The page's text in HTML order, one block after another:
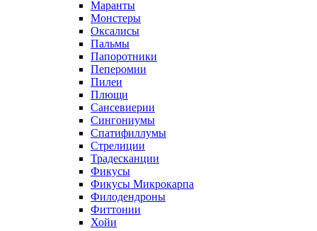
Маранты
Монстеры
Оксалисы
Пальмы
Папоротники
Пеперомии
Пилеи
Плющи
Сансевиерии
Сингониумы
Спатифиллумы
Стрелиции
Традесканции
Фикусы
Фикусы Микрокарпа
Филодендроны
Фиттонии
Хойи